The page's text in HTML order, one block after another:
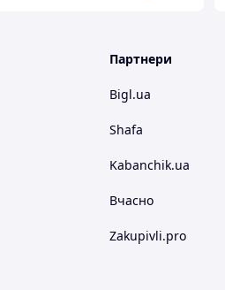
Партнери
Bigl.ua
Shafa
Kabanchik.ua
Вчасно
Zakupivli.pro